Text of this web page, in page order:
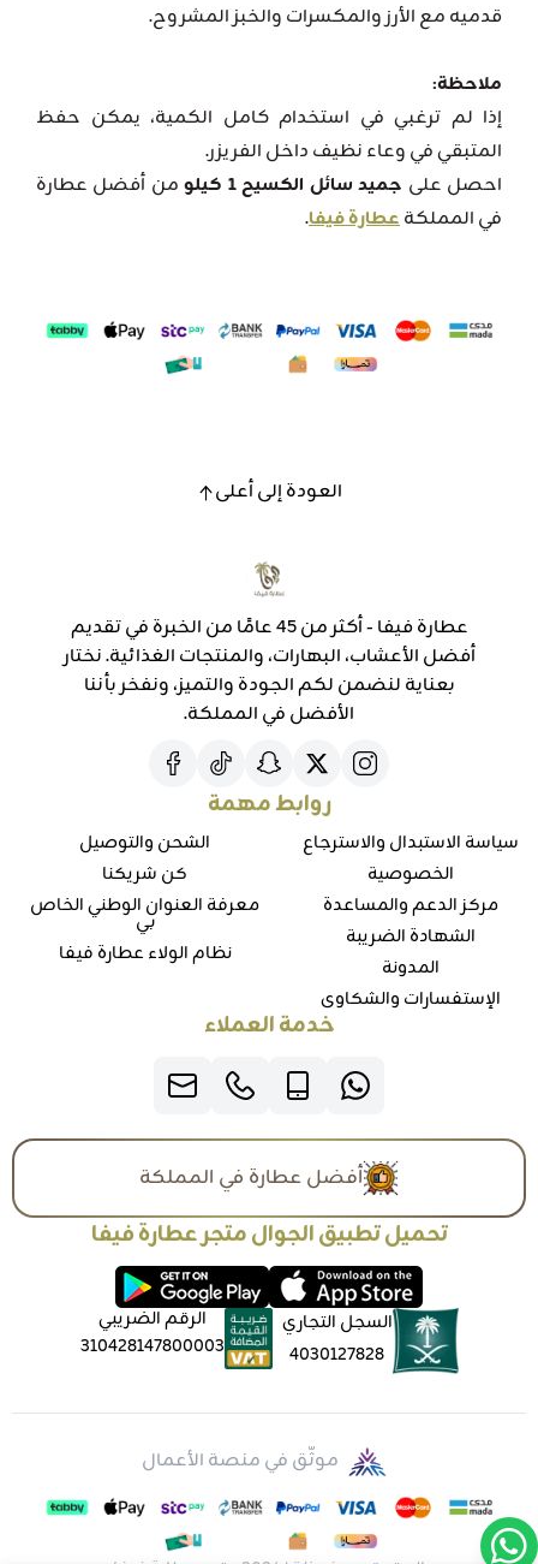
قدميه مع الأرز والمكسرات والخبز المشروح.
ملاحظة:
إذا لم ترغبي في استخدام كامل الكمية، يمكن حفظ
المتبقي في وعاء نظيف داخل الفريزر.
احصل على جميد سائل الكسيح 1 كيلو
من أفضل عطارة
في المملكةعطارة فيفا.
العودة إلى أعلى
عطارة فيفا - أكثر من 45 عامًا من الخبرة في تقديم
أفضل الأعشاب، البهارات، والمنتجات الغذائية. نختار
بعناية لنضمن لكم الجودة والتميز، ونفخر بأننا
الأفضل في المملكة.
روابط مهمة
سياسة الاستبدال والاسترجاع
الخصوصية
مركز الدعم والمساعدة
الشهادة الضريبة
المدونة
الإستفسارات والشكاوي
الشحن والتوصيل
كن شريكنا
معرفة العنوان الوطني الخاص
بي
نظام الولاء عطارة فيفا
خدمة العملاء
أفضل عطارة في المملكة
تحميل تطبيق الجوال متجر عطارة فيفا
السجل التجاري
4030127828
الرقم الضريبي
310428147800003
موثّق في منصة الأعمال